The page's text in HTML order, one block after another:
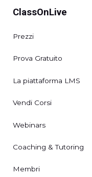
ClassOnLive
Prezzi
Prova Gratuito
La piattaforma LMS
Vendi Corsi
Webinars
Coaching & Tutoring
Membri